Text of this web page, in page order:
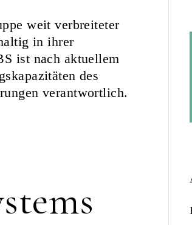
weit verbreiteter
in ihrer
ist nach aktuellem
des
verantwortlich.